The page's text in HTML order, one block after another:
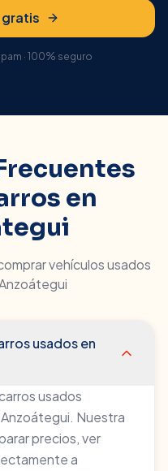
· 100% seguro
en
vehículos usados
usados en
usados
Nuestra
precios, ver
a